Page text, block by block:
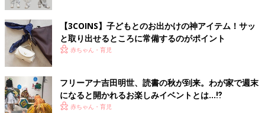
【3COINS】子どもとのお出かけの神アイテム！サッ
と取り出せるところに常備するのがポイント
赤ちゃん・育児
フリーアナ吉田明世、読書の秋が到来。わが家で週末
になると開かれるお楽しみイベントとは…⁉
赤ちゃん・育児